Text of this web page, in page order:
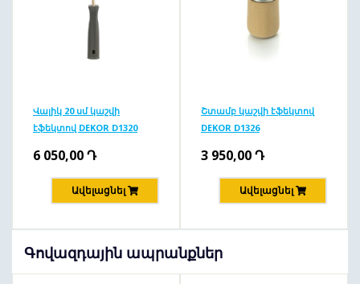
Վալիկ 20 սմ կաշվի
էֆեկտով DEKOR D1320
6 050,00Դ
Ավելացնել
Շտամբ կաշվի էֆեկտով
DEKOR D1326
3 950,00Դ
Ավելացնել
Գովազդային ապրանքներ